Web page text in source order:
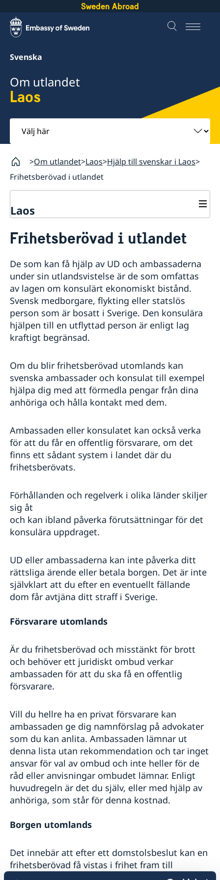
Sweden Abroad
Svenska
Om utlandet
Laos
Välj
här
Om utlandet Laos Hjälp till svenskar i Laos
Frihetsberövad i utlandet
Laos
Hjälp till svenskar i Laos
Konsulär service till svenskar utomlands
Om du blir sjuk eller skadar dig utomlands
Larmcentraler
Frihetsberövad i utlandet
Bosatt utomlands
Dödsfall utomlands
Efterlevandepension
Advokatlista
Gifta sig utomlands
Reseinformation
Reseinformation Laos
Aktuella händelser
Terrorism
Naturförhållanden och katastrofer
In- och utresebestämmelser
Hälso- och sjukvård
Trafiksäkerhet
Försäkringsskydd
Resa i landet
Bli en barnsäker resenär!
Passverksamhet i Laos
Samordningsnummer Laos
Frihetsberövad i utlandet
De som kan få hjälp av UD och ambassaderna
under sin utlandsvistelse är de som omfattas
av lagen om konsulärt ekonomiskt bistånd.
Svensk medborgare, flykting eller statslös
person som är bosatt i Sverige. Den konsulära
hjälpen till en utflyttad person är enligt lag
kraftigt begränsad.
Om du blir frihetsberövad utomlands kan
svenska ambassader och konsulat till exempel
hjälpa dig med att förmedla pengar från dina
anhöriga och hålla kontakt med dem.
Ambassaden eller konsulatet kan också verka
för att du får en offentlig försvarare, om det
finns ett sådant system i landet där du
frihetsberövats.
Förhållanden och regelverk i olika länder skiljer
sig åt
och kan ibland påverka förutsättningar för det
konsulära uppdraget.
UD eller ambassaderna kan inte påverka ditt
rättsliga ärende eller betala borgen. Det är inte
självklart att du efter en eventuellt fällande
dom får avtjäna ditt straff i Sverige.
Försvarare utomlands
Är du frihetsberövad och misstänkt för brott
och behöver ett juridiskt ombud verkar
ambassaden för att du ska få en offentlig
försvarare.
Vill du hellre ha en privat försvarare kan
ambassaden ge dig namnförslag på advokater
som du kan anlita. Ambassaden lämnar ut
denna lista utan rekommendation och tar inget
ansvar för val av ombud och inte heller för de
råd eller anvisningar ombudet lämnar. Enligt
huvudregeln är det du själv, eller med hjälp av
anhöriga, som står för denna kostnad.
Borgen utomlands
Det innebär att efter ett domstolsbeslut kan en
frihetsberövad få vistas i frihet fram till
rättegång mot att hen betalar in ett bestämt